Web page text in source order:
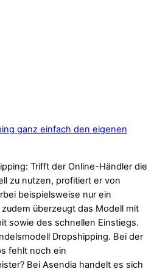
ganz einfach den eigenen
Trifft der Online-Händler die
zu nutzen, profitiert er von
beispielsweise nur ein
überzeugt das Modell mit
sowie des schnellen Einstiegs.
Dropshipping. Bei der
fehlt noch ein
Bei Asendia handelt es sich